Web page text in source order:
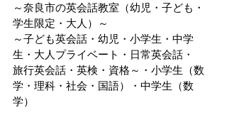
～奈良市の英会話教室（幼児・子ども・
学生限定・大人）～
～子ども英会話・幼児・小学生・中学
生・大人プライベート・日常英会話・
旅行英会話・英検・資格～・小学生（数
学・理科・社会・国語）・中学生（数
学）